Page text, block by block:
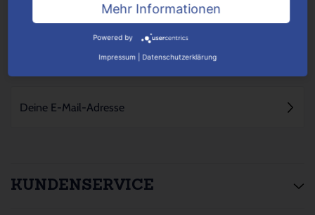
KUNDENSERVICE
Mehr Informationen
Powered by
Impressum Datenschutzerklärung